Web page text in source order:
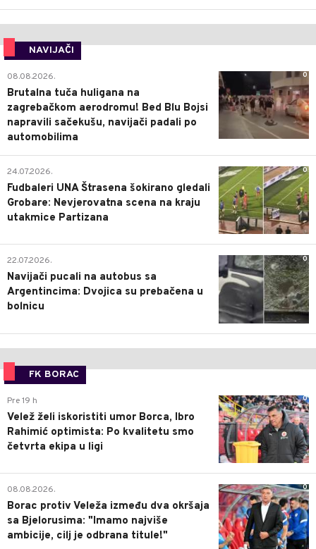
NAVIJAČI
0
08.08.2026.
Brutalna tuča huligana na
zagrebačkom aerodromu! Bed Blu Bojsi
napravili sačekušu, navijači padali po
automobilima
0
24.07.2026.
Fudbaleri UNA Štrasena šokirano gledali
Grobare: Nevjerovatna scena na kraju
utakmice Partizana
0
22.07.2026.
Navijači pucali na autobus sa
Argentincima: Dvojica su prebačena u
bolnicu
FK BORAC
0
Pre 19 h
Velež želi iskoristiti umor Borca, Ibro
Rahimić optimista: Po kvalitetu smo
četvrta ekipa u ligi
0
08.08.2026.
Borac protiv Veleža između dva okršaja
sa Bjelorusima: "Imamo najviše
ambicije, cilj je odbrana titule!"